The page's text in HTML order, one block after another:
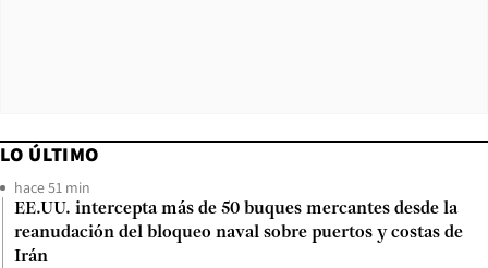
LO ÚLTIMO
hace 51 min
EE.UU. intercepta más de 50 buques mercantes desde la
reanudación del bloqueo naval sobre puertos y costas de
Irán